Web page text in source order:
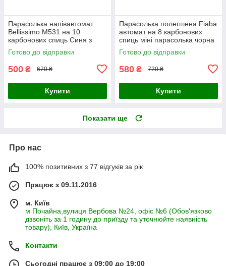
Парасолька напівавтомат
Bellissimo M531 на 10
карбонових спиць Синя з
каймою смужкою
Готово до відправки
500 ₴ 670 ₴
Купити
Парасолька полегшена Fiaba
автомат на 8 карбонових
спиць міні парасолька чорна
23 см
Готово до відправки
580 ₴ 720 ₴
Купити
Показати ще
Про нас
100% позитивних з 77 відгуків за рік
Працює з 09.11.2016
м. Київ
м Почайна,вулиця Вербова №24, офіс №6 (Обов'язково
дзвоніть за 1 годину до приїзду та уточнюйте наявність
товару), Київ, Україна
Контакти
Сьогодні працює з 09:00 до 19:00